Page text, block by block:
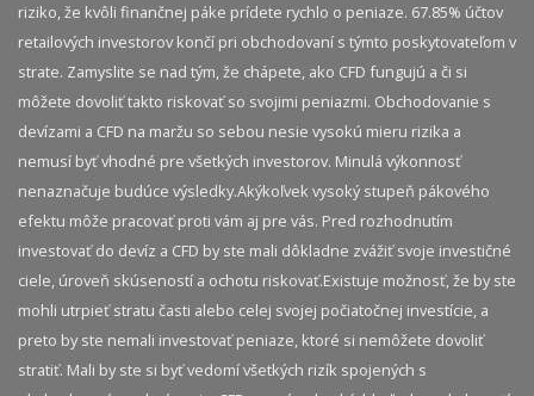
riziko, že kvôli finančnej páke prídete rychlo o peniaze. 67.85% účtov
retailových investorov končí pri obchodovaní s týmto poskytovateľom v
strate. Zamyslite se nad tým, že chápete, ako CFD fungujú a či si
môžete dovoliť takto riskovať so svojimi peniazmi. Obchodovanie s
devízami a CFD na maržu so sebou nesie vysokú mieru rizika a
nemusí byť vhodné pre všetkých investorov. Minulá výkonnosť
nenaznačuje budúce výsledky.​ Akýkoľvek vysoký stupeň pákového
efektu môže pracovať proti vám aj pre vás. Pred rozhodnutím
investovať do devíz a CFD by ste mali dôkladne zvážiť svoje investičné
ciele, úroveň skúseností a ochotu riskovať.​ Existuje možnosť, že by ste
mohli utrpieť stratu časti alebo celej svojej počiatočnej investície, a
preto by ste nemali investovať peniaze, ktoré si nemôžete dovoliť
stratiť. Mali by ste si byť vedomí všetkých rizík spojených s